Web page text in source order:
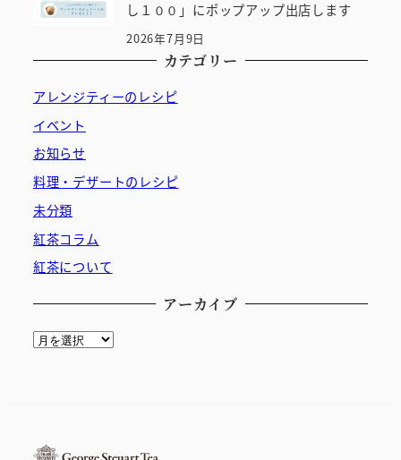
し１００」にポップアップ出店します
2026年7月9日
カテゴリー
アレンジティーのレシピ
イベント
お知らせ
料理・デザートのレシピ
未分類
紅茶コラム
紅茶について
アーカイブ
ア